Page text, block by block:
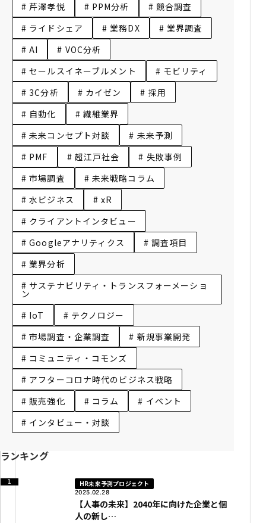
# 芹澤孝悦
# PPM分析
# 競合調査
# ライドシェア
# 業務DX
# 業界調査
# AI
# VOC分析
# セールスイネーブルメント
# モビリティ
# 3C分析
# カイゼン
# 採用
# 自動化
# 繊維業界
# 未来コンセプト対談
# 未来予測
# PMF
# 超江戸社会
# 失敗事例
# 市場調査
# 未来戦略コラム
# 水ビジネス
# xR
# クライアントインタビュー
# Googleアナリティクス
# 調査項目
# 業界分析
# サステナビリティ・トランスフォーメーショ
ン
# IoT
# テクノロジー
# 市場調査・企業調査
# 新規事業開発
# コミュニティ・コモンズ
# アフターコロナ時代のビジネス戦略
# 販売強化
# コラム
# イベント
# インタビュー・対談
ランキング
HR未来予測プロジェクト
2025.02.28
【人事の未来】2040年に向けた企業と個
人の新し…